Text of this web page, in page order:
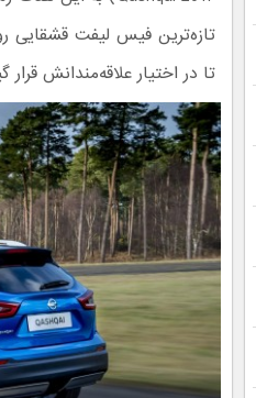
تازه‌ترین فیس لیفت قشقایی
تا در اختیار علاقه‌مندانش قرار